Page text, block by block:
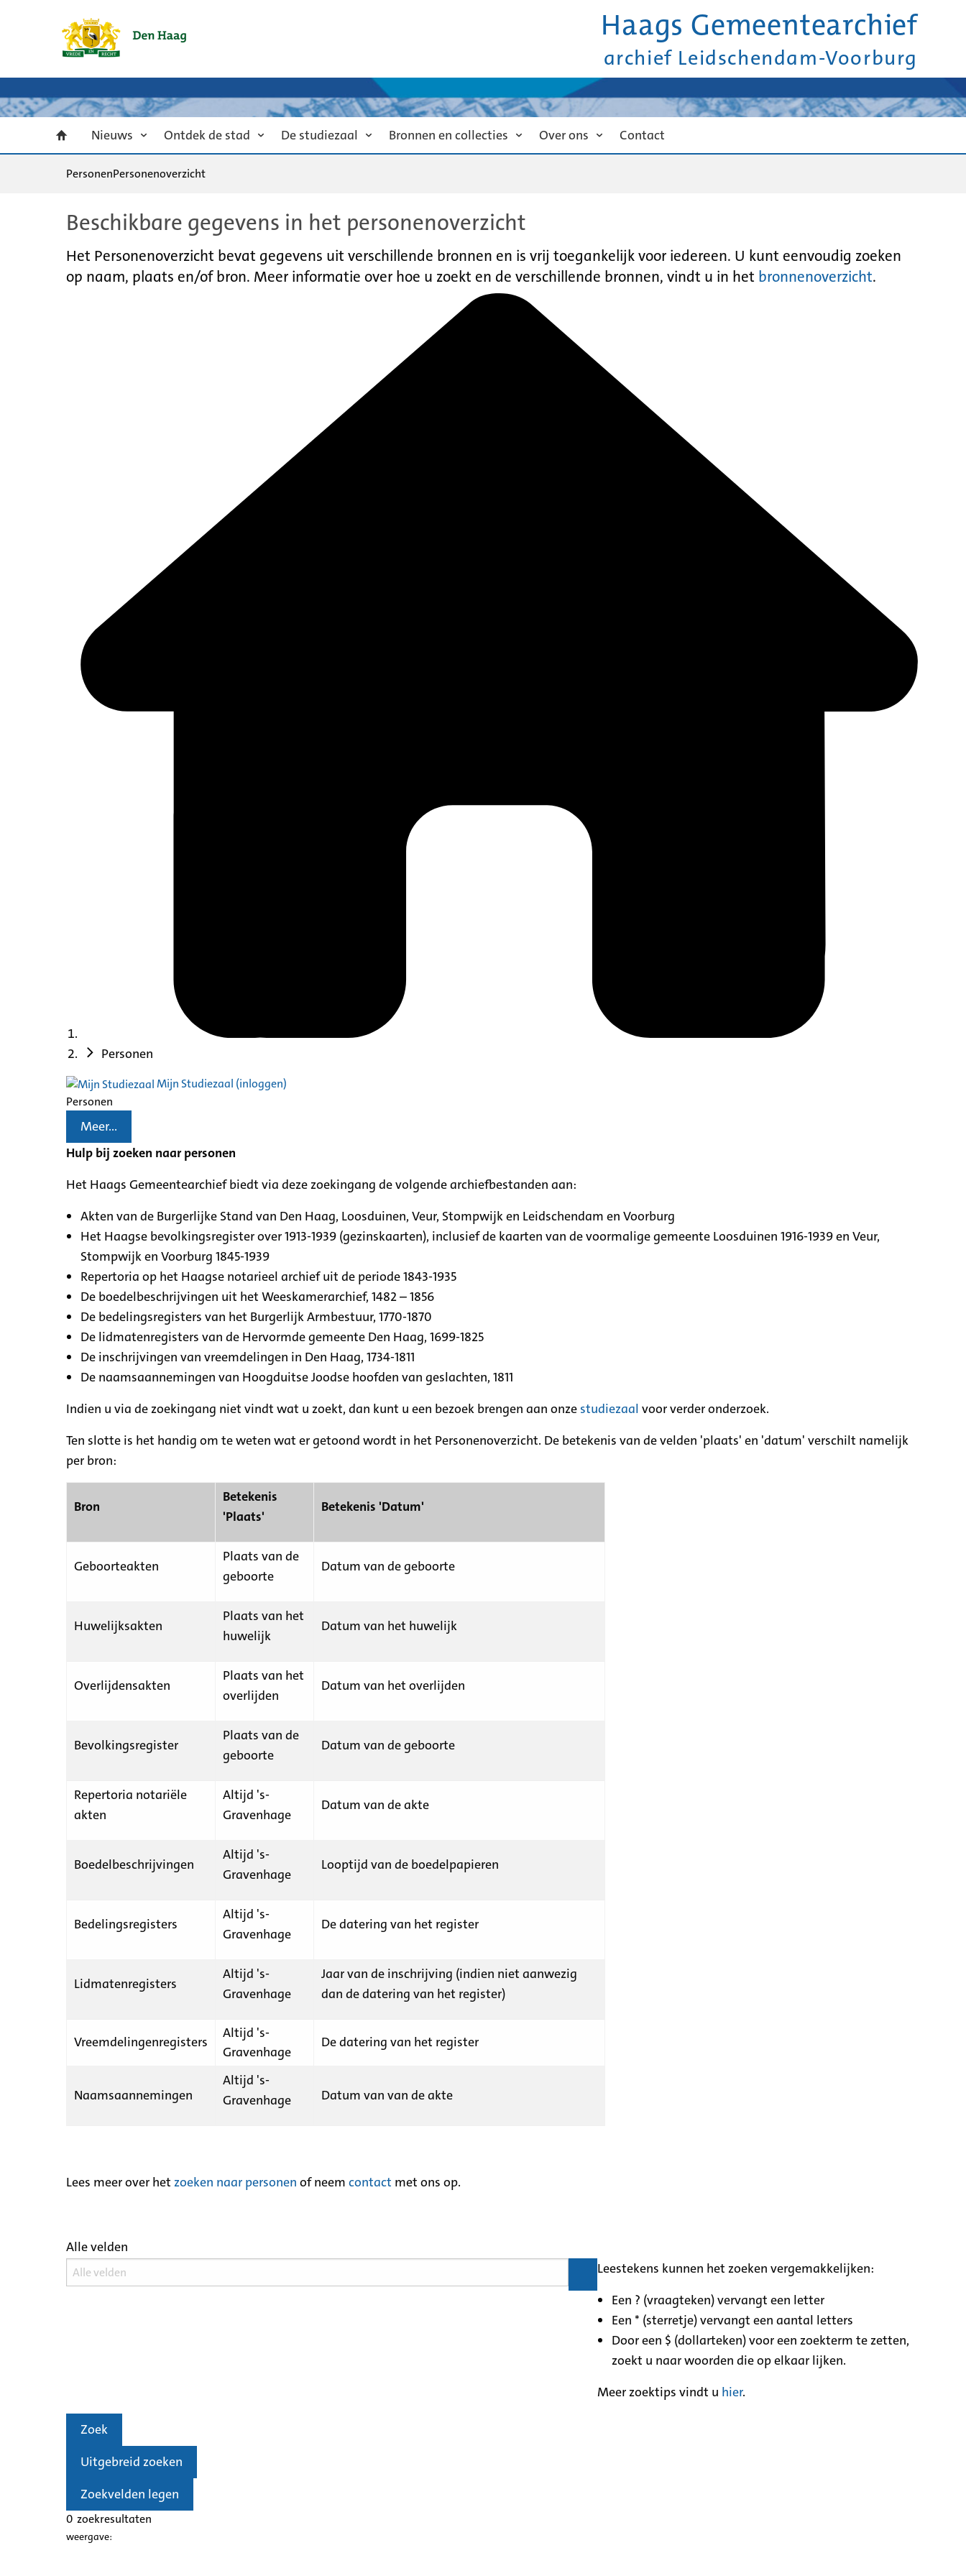
Haags Gemeentearchief
archief Leidschendam-Voorburg
Nieuws Ontdek de stad De studiezaal Bronnen en collecties Over ons Contact
PersonenPersonenoverzicht
Beschikbare gegevens in het personenoverzicht
Het Personenoverzicht bevat gegevens uit verschillende bronnen en is vrij toegankelijk voor iedereen. U kunt eenvoudig zoeken
op naam, plaats en/of bron. Meer informatie over hoe u zoekt en de verschillende bronnen, vindt u in het bronnenoverzicht.
Personen
Mijn Studiezaal (inloggen)
Personen
Meer...
Hulp bij zoeken naar personen
Het Haags Gemeentearchief biedt via deze zoekingang de volgende archiefbestanden aan:
Akten van de Burgerlijke Stand van Den Haag, Loosduinen, Veur, Stompwijk en Leidschendam en Voorburg
Het Haagse bevolkingsregister over 1913-1939 (gezinskaarten), inclusief de kaarten van de voormalige gemeente Loosduinen 1916-1939 en Veur,
Stompwijk en Voorburg 1845-1939
Repertoria op het Haagse notarieel archief uit de periode 1843-1935
De boedelbeschrijvingen uit het Weeskamerarchief, 1482 – 1856
De bedelingsregisters van het Burgerlijk Armbestuur, 1770-1870
De lidmatenregisters van de Hervormde gemeente Den Haag, 1699-1825
De inschrijvingen van vreemdelingen in Den Haag, 1734-1811
De naamsaannemingen van Hoogduitse Joodse hoofden van geslachten, 1811
Indien u via de zoekingang niet vindt wat u zoekt, dan kunt u een bezoek brengen aan onze studiezaal voor verder onderzoek.
Ten slotte is het handig om te weten wat er getoond wordt in het Personenoverzicht. De betekenis van de velden 'plaats' en 'datum' verschilt namelijk
per bron:
Bron
Betekenis
'Plaats'
Betekenis 'Datum'
Geboorteakten
Plaats van de
geboorte
Datum van de geboorte
Huwelijksakten
Plaats van het
huwelijk
Datum van het huwelijk
Overlijdensakten
Plaats van het
overlijden
Datum van het overlijden
Bevolkingsregister
Plaats van de
geboorte
Datum van de geboorte
Repertoria notariële
akten
Altijd 's-
Gravenhage
Datum van de akte
Boedelbeschrijvingen
Altijd 's-
Gravenhage
Looptijd van de boedelpapieren
Bedelingsregisters
Altijd 's-
Gravenhage
De datering van het register
Lidmatenregisters
Altijd 's-
Gravenhage
Jaar van de inschrijving (indien niet aanwezig
dan de datering van het register)
Vreemdelingenregisters
Altijd 's-
Gravenhage
De datering van het register
Naamsaannemingen
Altijd 's-
Gravenhage
Datum van van de akte
Lees meer over het zoeken naar personen of neem contact met ons op.
Alle velden
Leestekens kunnen het zoeken vergemakkelijken:
Een ? (vraagteken) vervangt een letter
Een * (sterretje) vervangt een aantal letters
Door een $ (dollarteken) voor een zoekterm te zetten,
zoekt u naar woorden die op elkaar lijken.
Meer zoektips vindt u hier.
Zoek
Uitgebreid zoeken
Zoekvelden legen
0 zoekresultaten
weergave: